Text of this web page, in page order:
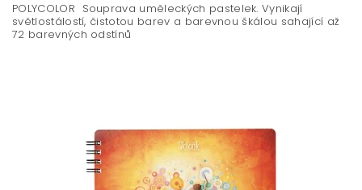
POLYCOLOR Souprava uměleckých pastelek. Vynikají
světlostálostí, čistotou barev a barevnou škálou sahající až
72 barevných odstínů